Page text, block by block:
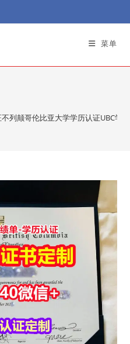
菜单
不列颠哥伦比亚大学学历认证UBC学